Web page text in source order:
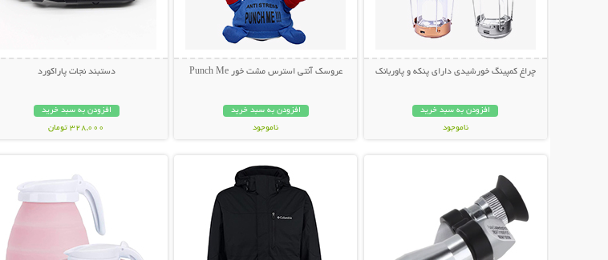
چراغ کمپینگ خورشیدی دارای پنکه و پاوربانک
افزودن به سبد خرید
ناموجود
عروسک آنتی استرس مشت خور Punch Me
افزودن به سبد خرید
ناموجود
دستبند نجات پاراکورد
افزودن به سبد خرید
328,000 تومان